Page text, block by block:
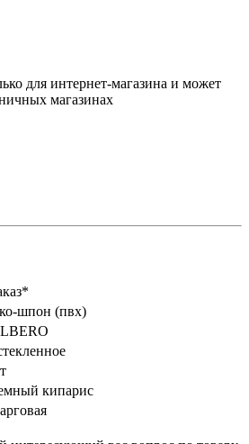
для интернет-магазина и может
магазинах
шпон (пвх)
кипарис